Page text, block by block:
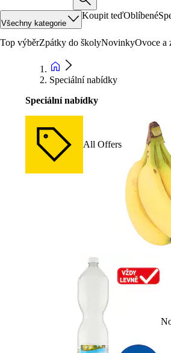
Všechny kategorie
Koupit teďOblíbené
Top výběrZpátky do školyNovinkyOvoce a
Speciální nabídky
Speciální nabídky
All Offers